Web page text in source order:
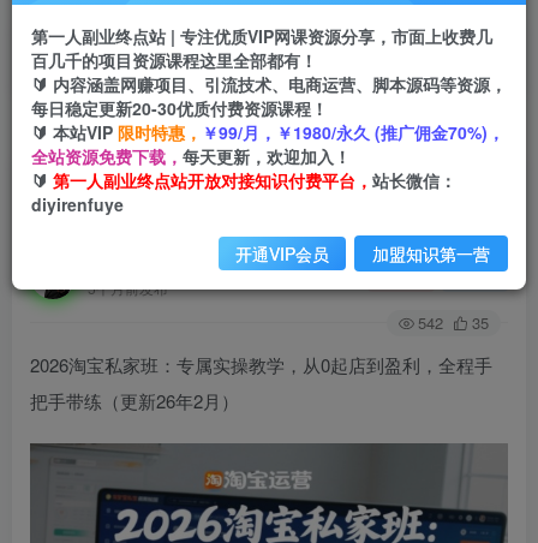
首页 创业课程 会员免费 正文
2026淘宝私家班：专属实操教学，从0起店到盈
利，全程手把手带练(更新26年2月)
第一人副业终点站
5个月前发布
关注 私信
542 35
2026淘宝私家班：专属实操教学，从0起店到盈利，全程手
把手带练（更新26年2月）
第一人副业终点站 | 专注优质VIP网课资源分享，市面上收费几
百几千的项目资源课程这里全部都有！
🔰 内容涵盖网赚项目、引流技术、电商运营、脚本源码等资源，
每日稳定更新20-30优质付费资源课程！
🔰 本站VIP 限时特惠， ￥99/月，￥1980/永久 (推广佣金70%)，
全站资源免费下载， 每天更新，欢迎加入！
🔰 第一人副业终点站开放对接知识付费平台， 站长微信：
diyirenfuye
开通VIP会员 加盟知识第一营